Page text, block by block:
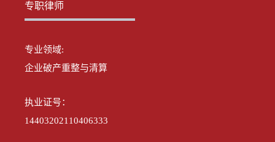
专职律师
专业领域:
企业破产重整与清算
执业证号：
14403202110406333